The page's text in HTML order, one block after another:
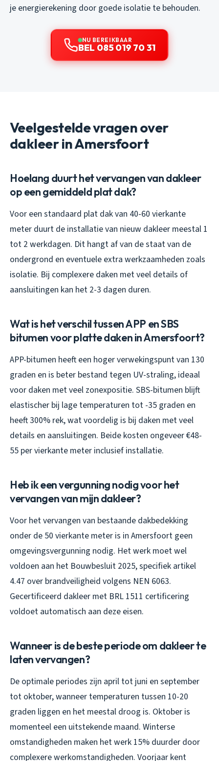
je energierekening door goede isolatie te behouden.
NU BEREIKBAAR
BEL 085 019 70 31
Veelgestelde vragen over
dakleer in Amersfoort
Hoelang duurt het vervangen van dakleer
op een gemiddeld plat dak?
Voor een standaard plat dak van 40-60 vierkante
meter duurt de installatie van nieuw dakleer meestal 1
tot 2 werkdagen. Dit hangt af van de staat van de
ondergrond en eventuele extra werkzaamheden zoals
isolatie. Bij complexere daken met veel details of
aansluitingen kan het 2-3 dagen duren.
Wat is het verschil tussen APP en SBS
bitumen voor platte daken in Amersfoort?
APP-bitumen heeft een hoger verwekingspunt van 130
graden en is beter bestand tegen UV-straling, ideaal
voor daken met veel zonexpositie. SBS-bitumen blijft
elastischer bij lage temperaturen tot -35 graden en
heeft 300% rek, wat voordelig is bij daken met veel
details en aansluitingen. Beide kosten ongeveer €48-
55 per vierkante meter inclusief installatie.
Heb ik een vergunning nodig voor het
vervangen van mijn dakleer?
Voor het vervangen van bestaande dakbedekking
onder de 50 vierkante meter is in Amersfoort geen
omgevingsvergunning nodig. Het werk moet wel
voldoen aan het Bouwbesluit 2025, specifiek artikel
4.47 over brandveiligheid volgens NEN 6063.
Gecertificeerd dakleer met BRL 1511 certificering
voldoet automatisch aan deze eisen.
Wanneer is de beste periode om dakleer te
laten vervangen?
De optimale periodes zijn april tot juni en september
tot oktober, wanneer temperaturen tussen 10-20
graden liggen en het meestal droog is. Oktober is
momenteel een uitstekende maand. Winterse
omstandigheden maken het werk 15% duurder door
complexere werkomstandigheden. Voorjaar kent